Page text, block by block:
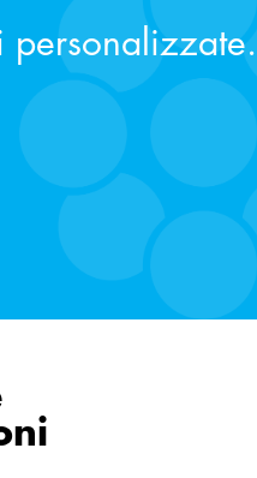
personalizzate.